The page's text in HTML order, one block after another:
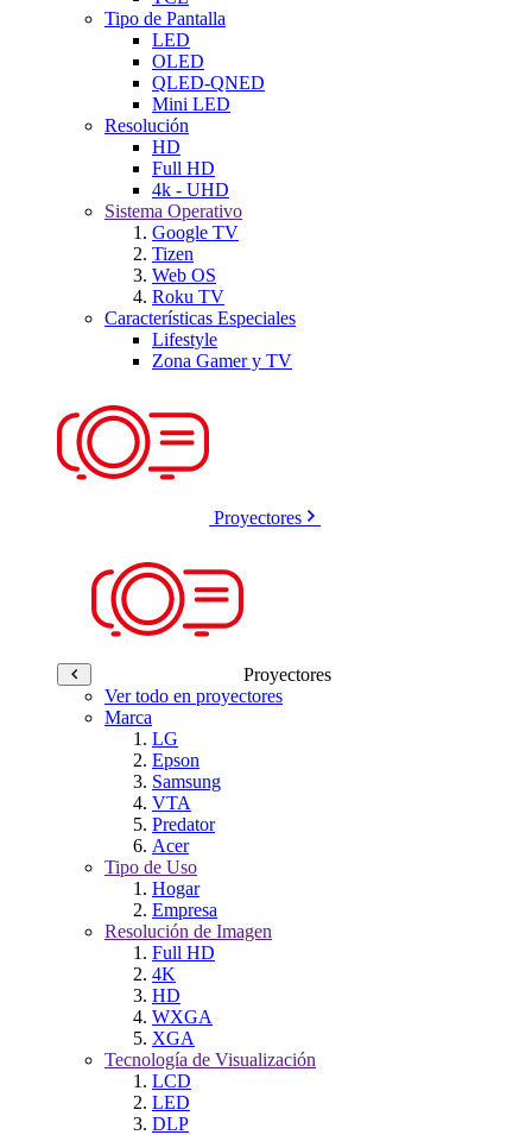
Tipo de Pantalla
LED
OLED
QLED-QNED
Mini LED
Resolución
HD
Full HD
4k - UHD
Sistema Operativo
Google TV
Tizen
Web OS
Roku TV
Características Especiales
Lifestyle
Zona Gamer y TV
Proyectores
Proyectores
Ver todo en proyectores
Marca
LG
Epson
Samsung
VTA
Predator
Acer
Tipo de Uso
Hogar
Empresa
Resolución de Imagen
Full HD
4K
HD
WXGA
XGA
Tecnología de Visualización
LCD
LED
DLP